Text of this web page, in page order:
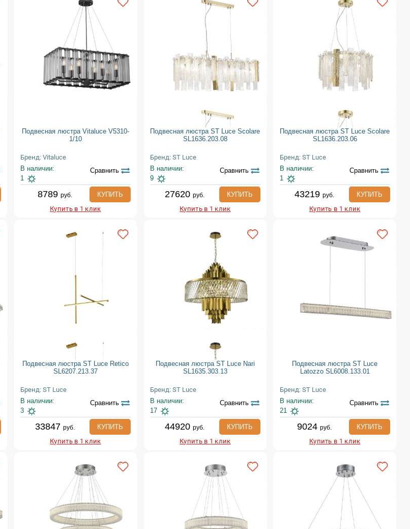
Подвесная люстра Vitaluce V5310-
1/10
Бренд: Vitaluce
В наличии:
1
Сравнить
8789 руб.
КУПИТЬ
Купить в 1 клик
Подвесная люстра ST Luce Scolare
SL1636.203.08
Бренд: ST Luce
В наличии:
9
Сравнить
27620 руб.
КУПИТЬ
Купить в 1 клик
Подвесная люстра ST Luce Scolare
SL1636.203.06
Бренд: ST Luce
В наличии:
1
Сравнить
43219 руб.
КУПИТЬ
Купить в 1 клик
Подвесная люстра ST Luce Retico
SL6207.213.37
Бренд: ST Luce
В наличии:
3
Сравнить
33847 руб.
КУПИТЬ
Купить в 1 клик
Подвесная люстра ST Luce Nari
SL1635.303.13
Бренд: ST Luce
В наличии:
17
Сравнить
44920 руб.
КУПИТЬ
Купить в 1 клик
Подвесная люстра ST Luce
Latozzo SL6008.133.01
Бренд: ST Luce
В наличии:
21
Сравнить
9024 руб.
КУПИТЬ
Купить в 1 клик